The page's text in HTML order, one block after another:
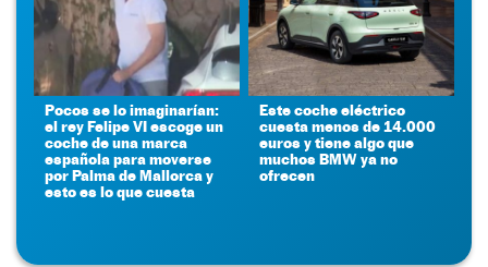
Pocos se lo imaginarían:
el rey Felipe VI escoge un
coche de una marca
española para moverse
por Palma de Mallorca y
esto es lo que cuesta
Este coche eléctrico
cuesta menos de 14.000
euros y tiene algo que
muchos BMW ya no
ofrecen